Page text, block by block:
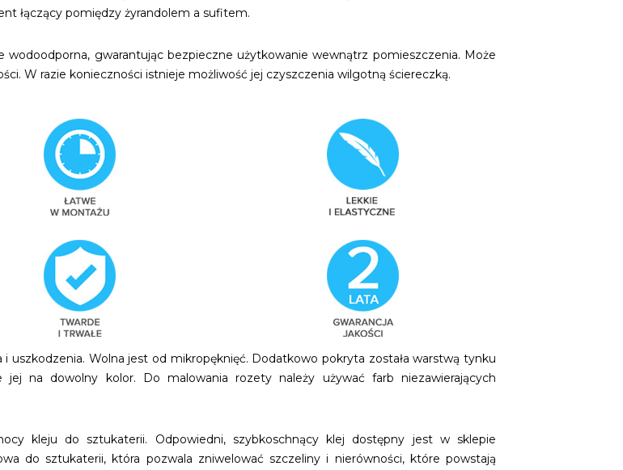
łączący pomiędzy żyrandolem a sufitem.
wodoodporna, gwarantując bezpieczne użytkowanie wewnątrz pomieszczenia. Może
W razie konieczności istnieje możliwość jej czyszczenia wilgotną ściereczką.
uszkodzenia. Wolna jest od mikropęknięć. Dodatkowo pokryta została warstwą tynku
jej na dowolny kolor. Do malowania rozety należy używać farb niezawierających
kleju do sztukaterii. Odpowiedni, szybkoschnący klej dostępny jest w sklepie
do sztukaterii, która pozwala zniwelować szczeliny i nierówności, które powstają